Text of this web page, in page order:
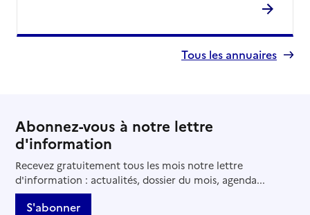
Tous les annuaires
Abonnez-vous à notre lettre
d'information
Recevez gratuitement tous les mois notre lettre
d'information : actualités, dossier du mois, agenda...
S'abonner